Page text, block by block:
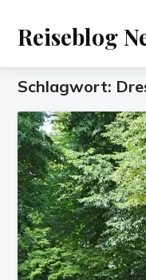
Reiseblog
Schlagwort: